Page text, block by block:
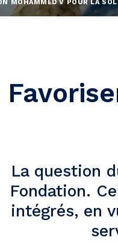
MOHAMMED V POUR LA
La question
Fondation.
intégrés, en